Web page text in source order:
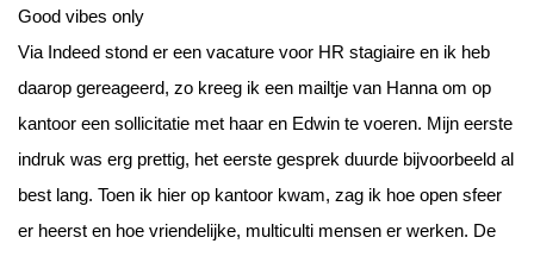
Good vibes only
Via Indeed stond er een vacature voor HR stagiaire en ik heb
daarop gereageerd, zo kreeg ik een mailtje van Hanna om op
kantoor een sollicitatie met haar en Edwin te voeren. Mijn eerste
indruk was erg prettig, het eerste gesprek duurde bijvoorbeeld al
best lang. Toen ik hier op kantoor kwam, zag ik hoe open sfeer
er heerst en hoe vriendelijke, multiculti mensen er werken. De